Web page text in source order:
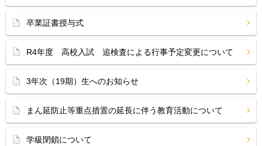
卒業証書授与式
R4年度 高校入試 追検査による行事予定変更について
3年次（19期）生へのお知らせ
まん延防止等重点措置の延長に伴う教育活動について
学級閉鎖について